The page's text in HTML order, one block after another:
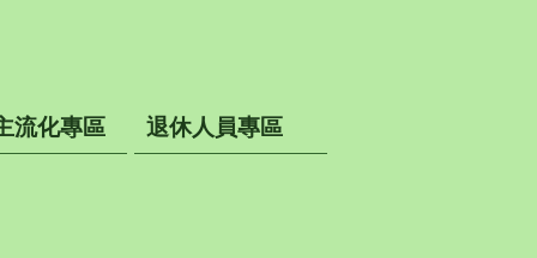
流化專區 退休人員專區